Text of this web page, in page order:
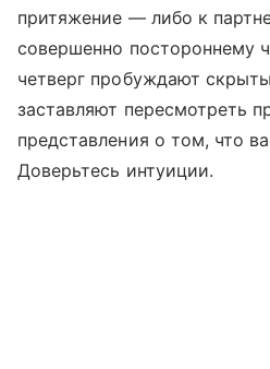
притяжение — либо к
совершенно постороннему
четверг пробуждают
заставляют пересмотреть
представления о том, что
Доверьтесь интуиции.